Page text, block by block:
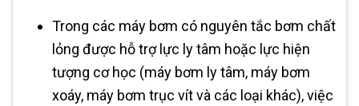
Trong các máy bơm có nguyên tắc bơm chất
lỏng được hỗ trợ lực ly tâm hoặc lực hiện
tượng cơ học (máy bơm ly tâm, máy bơm
xoáy, máy bơm trục vít và các loại khác), việc